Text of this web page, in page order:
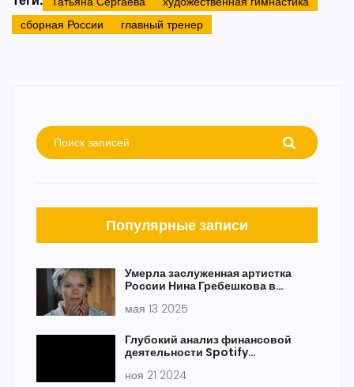
сборная России
главный тренер
Популярные записи
Умерла заслуженная артистка
России Нина Гребешкова в
мая 13 2025
Глубокий анализ финансовой
деятельности Spotify
по стандартам US GAAP
ноя 21 2024